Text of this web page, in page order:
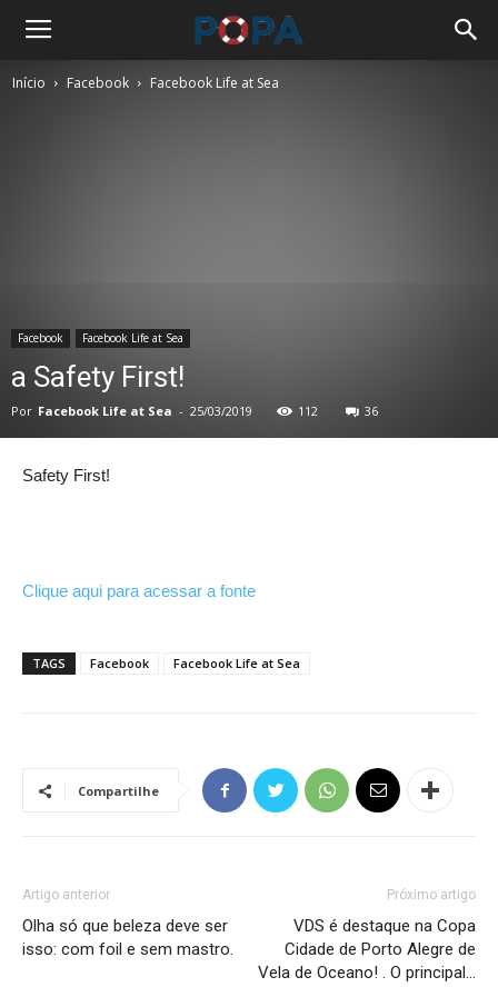
Início Facebook Facebook Life at Sea
Facebook Facebook Life at Sea
a Safety First!
Por Facebook Life at Sea - 25/03/2019 112 36
Safety First!
Clique aqui para acessar a fonte
TAGS Facebook Facebook Life at Sea
Compartilhe
Artigo anterior
Olha só que beleza deve ser
isso: com foil e sem mastro.
Próximo artigo
VDS é destaque na Copa
Cidade de Porto Alegre de
Vela de Oceano! . O principal…